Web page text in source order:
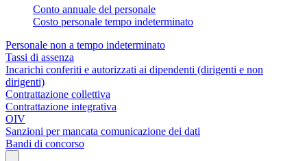
Conto annuale del personale
Costo personale tempo indeterminato
Personale non a tempo indeterminato
Tassi di assenza
Incarichi conferiti e autorizzati ai dipendenti (dirigenti e non
dirigenti)
Contrattazione collettiva
Contrattazione integrativa
OIV
Sanzioni per mancata comunicazione dei dati
Bandi di concorso